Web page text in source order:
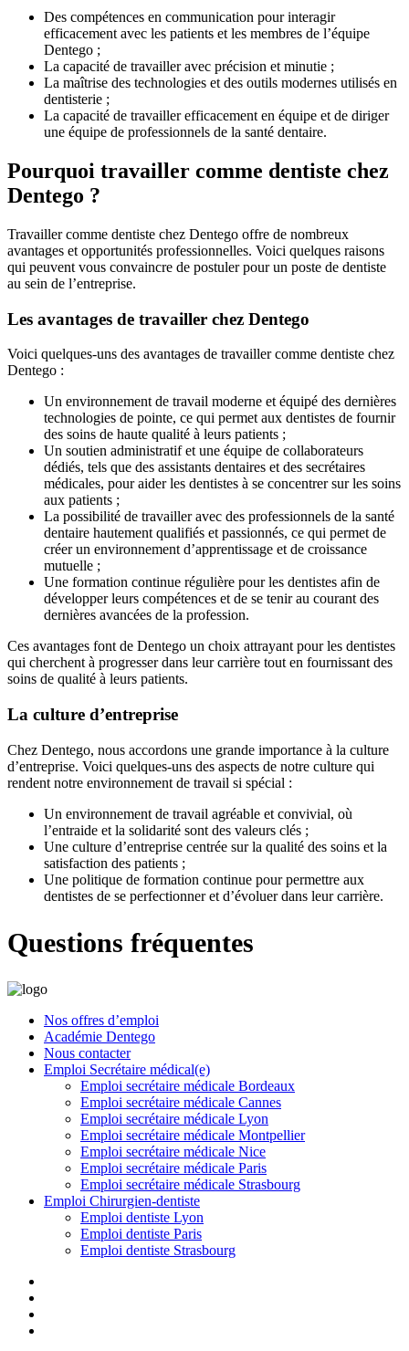
Des compétences en communication pour interagir
efficacement avec les patients et les membres de l’équipe
Dentego ;
La capacité de travailler avec précision et minutie ;
La maîtrise des technologies et des outils modernes utilisés en
dentisterie ;
La capacité de travailler efficacement en équipe et de diriger
une équipe de professionnels de la santé dentaire.
Pourquoi travailler comme dentiste chez
Dentego ?
Travailler comme dentiste chez Dentego offre de nombreux
avantages et opportunités professionnelles. Voici quelques raisons
qui peuvent vous convaincre de postuler pour un poste de dentiste
au sein de l’entreprise.
Les avantages de travailler chez Dentego
Voici quelques-uns des avantages de travailler comme dentiste chez
Dentego :
Un environnement de travail moderne et équipé des dernières
technologies de pointe, ce qui permet aux dentistes de fournir
des soins de haute qualité à leurs patients ;
Un soutien administratif et une équipe de collaborateurs
dédiés, tels que des assistants dentaires et des secrétaires
médicales, pour aider les dentistes à se concentrer sur les soins
aux patients ;
La possibilité de travailler avec des professionnels de la santé
dentaire hautement qualifiés et passionnés, ce qui permet de
créer un environnement d’apprentissage et de croissance
mutuelle ;
Une formation continue régulière pour les dentistes afin de
développer leurs compétences et de se tenir au courant des
dernières avancées de la profession.
Ces avantages font de Dentego un choix attrayant pour les dentistes
qui cherchent à progresser dans leur carrière tout en fournissant des
soins de qualité à leurs patients.
La culture d’entreprise
Chez Dentego, nous accordons une grande importance à la culture
d’entreprise. Voici quelques-uns des aspects de notre culture qui
rendent notre environnement de travail si spécial :
Un environnement de travail agréable et convivial, où
l’entraide et la solidarité sont des valeurs clés ;
Une culture d’entreprise centrée sur la qualité des soins et la
satisfaction des patients ;
Une politique de formation continue pour permettre aux
dentistes de se perfectionner et d’évoluer dans leur carrière.
Questions fréquentes
Nos offres d’emploi
Académie Dentego
Nous contacter
Emploi Secrétaire médical(e)
Emploi secrétaire médicale Bordeaux
Emploi secrétaire médicale Cannes
Emploi secrétaire médicale Lyon
Emploi secrétaire médicale Montpellier
Emploi secrétaire médicale Nice
Emploi secrétaire médicale Paris
Emploi secrétaire médicale Strasbourg
Emploi Chirurgien-dentiste
Emploi dentiste Lyon
Emploi dentiste Paris
Emploi dentiste Strasbourg